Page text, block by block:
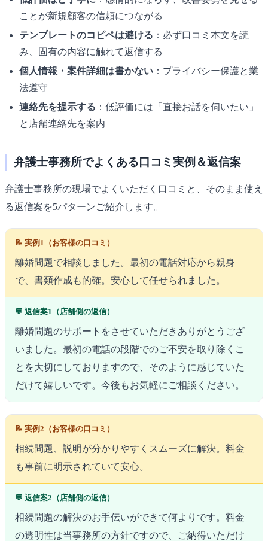
ことが新規顧客の信頼につながる
テンプレートのコピペは避ける ：必ず口コミ本文を読
み、固有の内容に触れて返信する
個人情報・案件詳細は書かない ：プライバシー保護と業
法遵守
連絡先を提示する ：低評価には「直接お話を伺いたい」
と店舗連絡先を案内
弁護士事務所でよくある口コミ実例＆返信案
弁護士事務所の現場でよくいただく口コミと、そのまま使え
る返信案を5パターンご紹介します。
📝 実例1（お客様の口コミ）
離婚問題で相談しました。最初の電話対応から親身
で、書類作成も的確。安心して任せられました。
💬 返信案1（店舗側の返信）
離婚問題のサポートをさせていただきありがとうござ
いました。最初の電話の段階でのご不安を取り除くこ
とを大切にしておりますので、そのように感じていた
だけて嬉しいです。今後もお気軽にご相談ください。
📝 実例2（お客様の口コミ）
相続問題、説明が分かりやすくスムーズに解決。料金
も事前に明示されていて安心。
💬 返信案2（店舗側の返信）
相続問題の解決のお手伝いができて何よりです。料金
の透明性は当事務所の方針ですので、ご納得いただけ